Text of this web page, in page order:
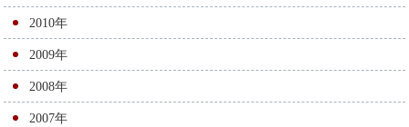
2010年
2009年
2008年
2007年